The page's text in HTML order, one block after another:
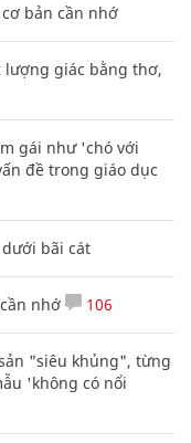
bản cần nhớ
lượng giác bằng thơ,
gái như 'chó với
đề trong giáo dục
bãi cát
nhớ 106
"siêu khủng", từng
'không có nổi